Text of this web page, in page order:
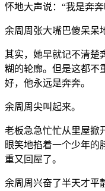
怀地大声说：“我是奔
余周周张大嘴巴傻呆呆
其实，她早就记不清楚
糊的轮廓。但是这都不
好，他永远是奔奔。
余周周尖叫起来。
老板急急忙忙从里屋掀
眼笑地掐着一个少年的
重又回屋了。
余周周兴奋了半天才平